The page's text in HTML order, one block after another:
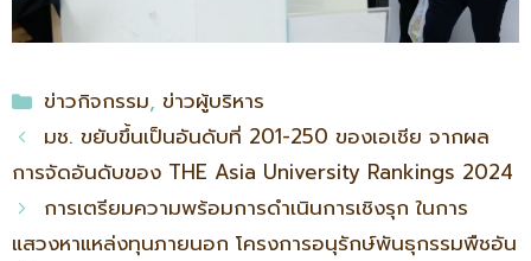
ข่าวกิจกรรม, ข่าวผู้บริหาร
มช. ขยับขึ้นเป็นอันดับที่ 201-250 ของเอเชีย จากผล
การจัดอันดับของ THE Asia University Rankings 2024
การเตรียมความพร้อมการดำเนินการเชิงรุก ในการ
แสวงหาแหล่งทุนภายนอก โครงการอนุรักษ์พันธุกรรมพืชอัน